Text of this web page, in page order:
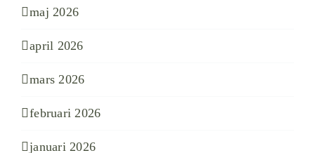
maj 2026
april 2026
mars 2026
februari 2026
januari 2026